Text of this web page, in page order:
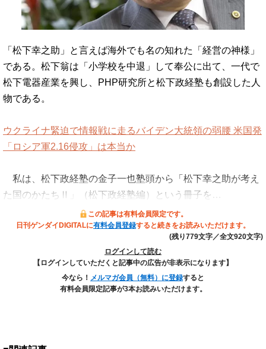
「松下幸之助」と言えば海外でも名の知れた「経営の神様」
である。松下翁は「小学校を中退」して奉公に出て、一代で
松下電器産業を興し、PHP研究所と松下政経塾も創設した人
物である。
ウクライナ緊迫で情報戦に走るバイデン大統領の弱腰 米国発
「ロシア軍2.16侵攻」は本当か
私は、松下政経塾の金子一也塾頭から「松下幸之助が考え
た国のかたちⅡ」（松下政経塾編）という冊子を…
この記事は有料会員限定です。
日刊ゲンダイDIGITALに有料会員登録すると続きをお読みいただけます。
(残り779文字／全文920文字)
ログインして読む
【ログインしていただくと記事中の広告が非表示になります】
今なら！ メルマガ会員（無料）に登録すると
有料会員限定記事が3本お読みいただけます。